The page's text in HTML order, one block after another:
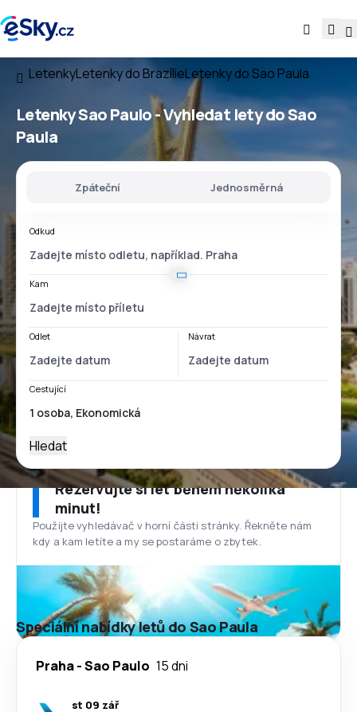
LetenkyLetenky do BrazílieLetenky do Sao Paula
Letenky Sao Paulo - Vyhledat lety do Sao
Paula
Zpáteční Jednosměrná
Odkud
Kam
Odlet Návrat
Cestující
Hledat
Rezervujte si let během několika
minut!
Použijte vyhledávač v horní části stránky. Řekněte nám
kdy a kam letíte a my se postaráme o zbytek.
Speciální nabídky letů do Sao Paula
Praha-Sao Paulo 15 dni
st 09 zář